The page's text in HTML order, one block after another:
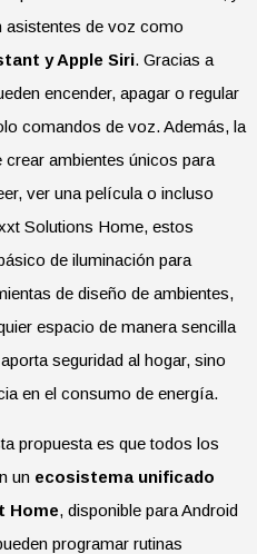
asistentes de voz como
y Apple Siri. Gracias a
encender, apagar o regular
comandos de voz. Además, la
ambientes únicos para
ver una película o incluso
Solutions Home, estos
de iluminación para
de diseño de ambientes,
espacio de manera sencilla
seguridad al hogar, sino
en el consumo de energía.
propuesta es que todos los
un ecosistema unificado
Home, disponible para Android
programar rutinas